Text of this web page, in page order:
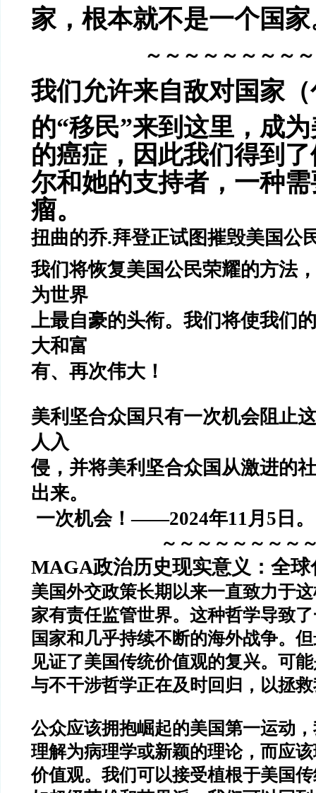
家，根本就不是一个国家
～～～～～～～～
我们允许来自敌对国家
的“移民”来到这里，成
的癌症，因此我们得到了
尔和她的支持者，一种
瘤。
扭曲的乔.拜登正试图摧毁美国公
我们将恢复美国公民荣耀的方法
为世界
上最自豪的头衔。我们将使我们
大和富
有、再次伟大！
美利坚合众国只有一次机会阻止
人入
侵，并将美利坚合众国从激进的
出来。
一次机会！——2024年11月5日。
～～～～～～～～
MAGA政治历史现实意义：全球
美国外交政策长期以来一直致力于
家有责任监管世界。这种哲学导致
国家和几乎持续不断的海外战争。
见证了美国传统价值观的复兴。可
与不干涉哲学正在及时回归，以拯
公众应该拥抱崛起的美国第一运动
理解为病理学或新颖的理论，而应
价值观。我们可以接受植根于美国